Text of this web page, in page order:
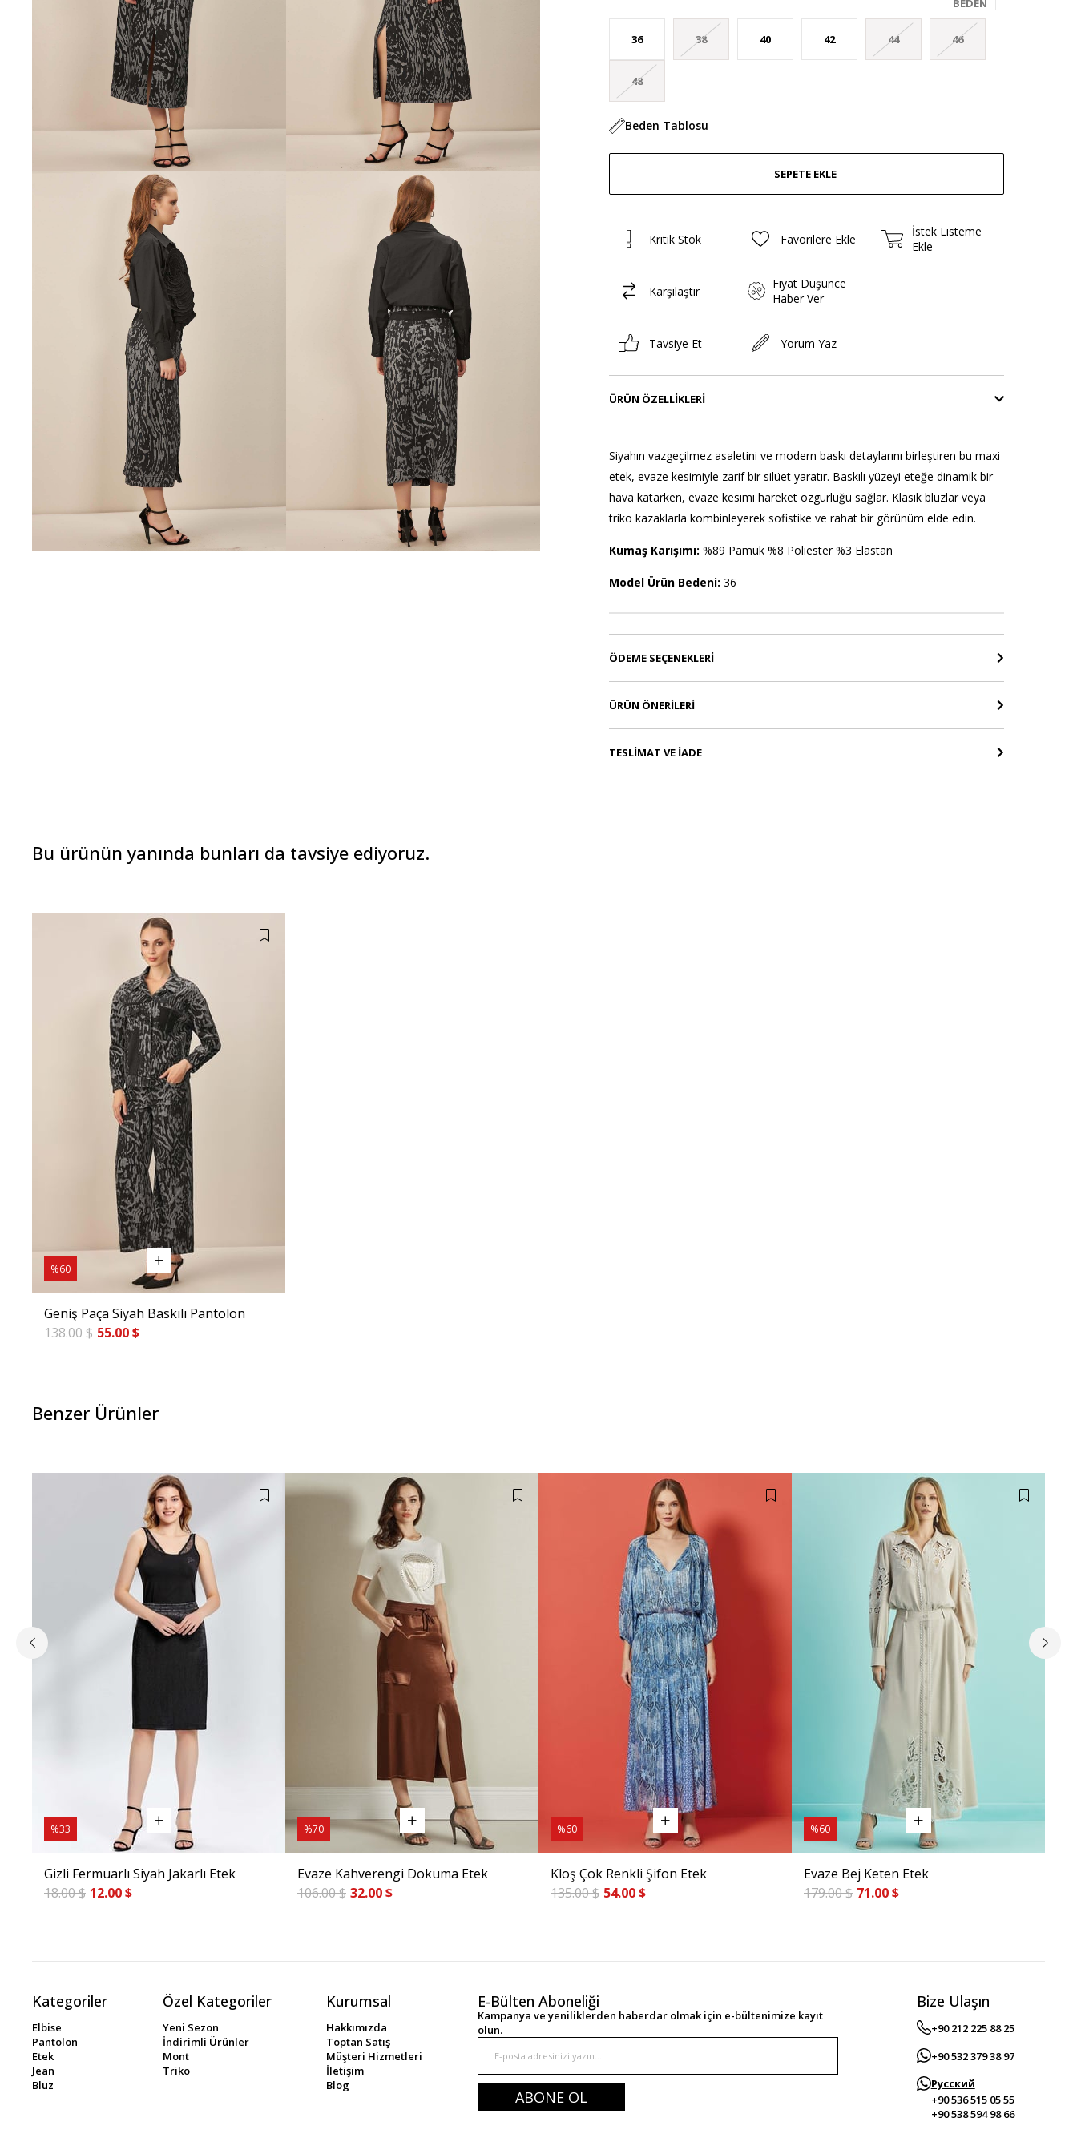
BEDEN
36 38 40 42 44 46
48
Beden Tablosu
Kritik Stok Favorilere Ekle
İstek Listeme
Ekle
Karşılaştır
Fiyat Düşünce
Haber Ver
Tavsiye Et Yorum Yaz
ÜRÜN ÖZELLIKLERI
Siyahın vazgeçilmez asaletini ve modern baskı detaylarını birleştiren bu maxi
etek, evaze kesimiyle zarif bir silüet yaratır. Baskılı yüzeyi eteğe dinamik bir
hava katarken, evaze kesimi hareket özgürlüğü sağlar. Klasik bluzlar veya
triko kazaklarla kombinleyerek sofistike ve rahat bir görünüm elde edin.
Kumaş Karışımı: %89 Pamuk %8 Poliester %3 Elastan
Model Ürün Bedeni: 36
ÖDEME SEÇENEKLERI
ÜRÜN ÖNERILERI
TESLIMAT VE İADE
Bu ürünün yanında bunları da tavsiye ediyoruz.
Geniş Paça Siyah Baskılı Pantolon
55.00 $
138.00 $
%60
Benzer Ürünler
Gizli Fermuarlı Siyah Jakarlı Etek
12.00 $
18.00 $
%33
Evaze Kahverengi Dokuma Etek
32.00 $
106.00 $
%70
Kloş Çok Renkli Şifon Etek
54.00 $
135.00 $
%60
Evaze Bej Keten Etek
71.00 $
179.00 $
%60
Kategoriler
Elbise
Pantolon
Etek
Jean
Bluz
Özel Kategoriler
Yeni Sezon
İndirimli Ürünler
Mont
Triko
Kurumsal
Hakkımızda
Toptan Satış
Müşteri Hizmetleri
İletişim
Blog
E-Bülten Aboneliği
Kampanya ve yeniliklerden haberdar olmak için e-bültenimize kayıt
olun.
ABONE OL
Bize Ulaşın
+90 212 225 88 25
+90 532 379 38 97
Русский
+90 536 515 05 55
+90 538 594 98 66